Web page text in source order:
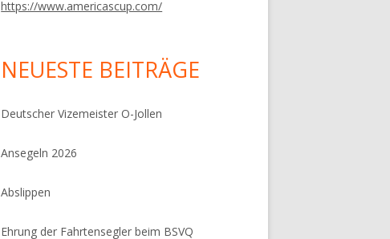
https://www.americascup.com/
NEUESTE BEITRÄGE
Deutscher Vizemeister O-Jollen
Ansegeln 2026
Abslippen
Ehrung der Fahrtensegler beim BSVQ